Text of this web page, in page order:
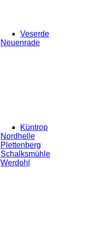
Veserde
Neuenrade
Küntrop
Nordhelle
Plettenberg
Schalksmühle
Werdohl